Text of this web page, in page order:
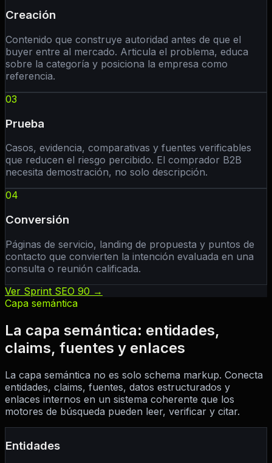
Creación
Contenido que construye autoridad antes de que el
buyer entre al mercado. Articula el problema, educa
sobre la categoría y posiciona la empresa como
referencia.
03
Prueba
Casos, evidencia, comparativas y fuentes verificables
que reducen el riesgo percibido. El comprador B2B
necesita demostración, no solo descripción.
04
Conversión
Páginas de servicio, landing de propuesta y puntos de
contacto que convierten la intención evaluada en una
consulta o reunión calificada.
Ver Sprint SEO 90 →
Capa semántica
La capa semántica: entidades,
claims, fuentes y enlaces
La capa semántica no es solo schema markup. Conecta
entidades, claims, fuentes, datos estructurados y
enlaces internos en un sistema coherente que los
motores de búsqueda pueden leer, verificar y citar.
Entidades